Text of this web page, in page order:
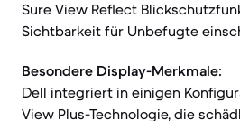
Sure View Reflect
Sichtbarkeit für Unbefugte
Besondere Display-Merkmale:
Dell integriert in einigen
View Plus-Technologie, die